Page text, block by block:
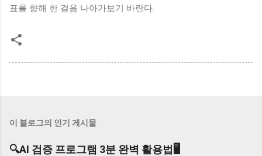
표를 향해 한 걸음 나아가보기 바란다.
이 블로그의 인기 게시물
🔍AI 검증 프로그램 3분 완벽 활용법🖥️